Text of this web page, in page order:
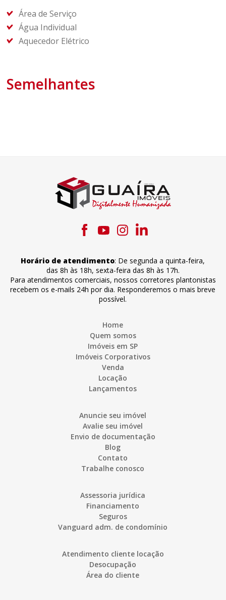
Área de Serviço
Água Individual
Aquecedor Elétrico
Semelhantes
Horário de atendimento: De segunda a quinta-feira,
das 8h às 18h, sexta-feira das 8h às 17h.
Para atendimentos comerciais, nossos corretores plantonistas
recebem os e-mails 24h por dia. Responderemos o mais breve
possível.
Home
Quem somos
Imóveis em SP
Imóveis Corporativos
Venda
Locação
Lançamentos
Anuncie seu imóvel
Avalie seu imóvel
Envio de documentação
Blog
Contato
Trabalhe conosco
Assessoria jurídica
Financiamento
Seguros
Vanguard adm. de condomínio
Atendimento cliente locação
Desocupação
Área do cliente